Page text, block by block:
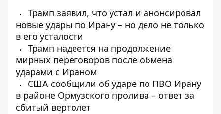
Трамп заявил, что устал и анонсировал
новые удары по Ирану – но дело не только
в его усталости
Трамп надеется на продолжение
мирных переговоров после обмена
ударами с Ираном
США сообщили об ударе по ПВО Ирану
в районе Ормузского пролива – ответ за
сбитый вертолет